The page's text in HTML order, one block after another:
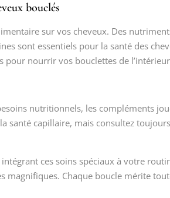
bouclés
sur vos cheveux. Des
sont essentiels pour la santé des
pour nourrir vos bouclettes de
nutritionnels, les compléments
santé capillaire, mais consultez
ces soins spéciaux à votre
magnifiques. Chaque boucle mérite